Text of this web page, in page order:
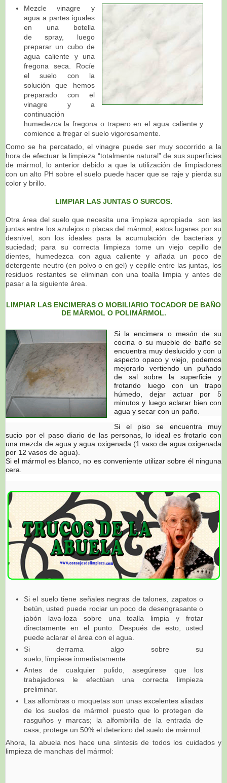
Mezcle vinagre y
agua a partes iguales
en una botella
de spray, luego
preparar un cubo de
agua caliente y una
fregona seca. Rocíe
el suelo con la
solución que hemos
preparado con el
vinagre y a
continuación
humedezca la fregona o trapero en el agua caliente y
comience a fregar el suelo vigorosamente.
Como se ha percatado, el vinagre puede ser muy socorrido a la
hora de efectuar la limpieza “totalmente natural” de sus superficies
de mármol, lo anterior debido a que la utilización de limpiadores
con un alto PH sobre el suelo puede hacer que se raje y pierda su
color y brillo.
LIMPIAR LAS JUNTAS O SURCOS.
Otra área del suelo que necesita una limpieza apropiada son las
juntas entre los azulejos o placas del mármol; estos lugares por su
desnivel, son los ideales para la acumulación de bacterias y
suciedad; para su correcta limpieza tome un viejo cepillo de
dientes, humedezca con agua caliente y añada un poco de
detergente neutro (en polvo o en gel) y cepille entre las juntas, los
residuos restantes se eliminan con una toalla limpia y antes de
pasar a la siguiente área.
LIMPIAR LAS ENCIMERAS O MOBILIARIO TOCADOR DE BAÑO
DE MÁRMOL O POLIMÁRMOL.
Si la encimera o mesón de su
cocina o su mueble de baño se
encuentra muy deslucido y con u
aspecto opaco y viejo, podemos
mejorarlo vertiendo un puñado
de sal sobre la superficie y
frotando luego con un trapo
húmedo, dejar actuar por 5
minutos y luego aclarar bien con
agua y secar con un paño.
Si el piso se encuentra muy
sucio por el paso diario de las personas, lo ideal es frotarlo con
una mezcla de agua y agua oxigenada (1 vaso de agua oxigenada
por 12 vasos de agua).
Si el mármol es blanco, no es conveniente utilizar sobre él ninguna
cera.
Si el suelo tiene señales negras de talones, zapatos o
betún, usted puede rociar un poco de desengrasante o
jabón lava-loza sobre una toalla limpia y frotar
directamente en el punto. Después de esto, usted
puede aclarar el área con el agua.
Si derrama algo sobre su
suelo, límpiese inmediatamente.
Antes de cualquier pulido, asegúrese que los
trabajadores le efectúan una correcta limpieza
preliminar.
Las alfombras o moquetas son unas excelentes aliadas
de los suelos de mármol puesto que lo protegen de
rasguños y marcas; la alfombrilla de la entrada de
casa, protege un 50% el deterioro del suelo de mármol.
Ahora, la abuela nos hace una síntesis de todos los cuidados y
limpieza de manchas del mármol: